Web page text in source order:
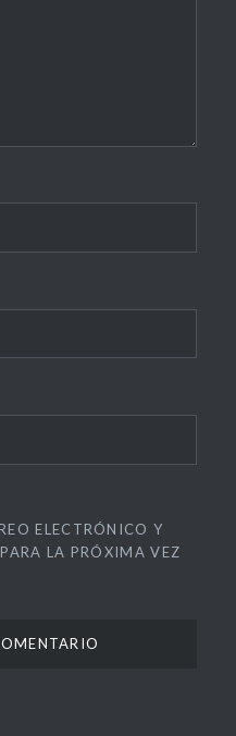
ELECTRÓNICO Y
LA PRÓXIMA VEZ